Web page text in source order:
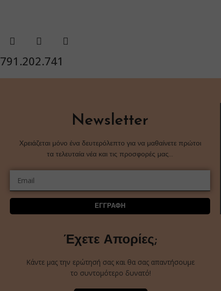
791.202.741
Newsletter
Χρειάζεται μόνο ένα δευτερόλεπτο για να μαθαίνετε πρώτοι
τα τελευταία νέα και τις προσφορές μας…
ΕΓΓΡΑΦΗ
Έχετε Απορίες;
Κάντε μας την ερώτησή σας και θα σας απαντήσουμε
το συντομότερο δυνατό!